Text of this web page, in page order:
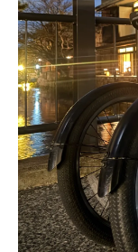
家族の
方
レンタ
活用